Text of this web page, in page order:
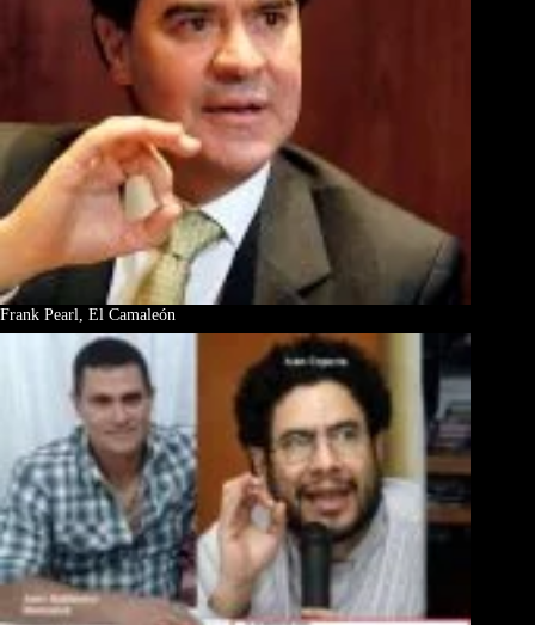
Frank Pearl, El Camaleón